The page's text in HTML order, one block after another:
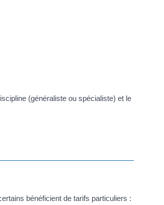
(généraliste ou spécialiste) et le
bénéficient de tarifs particuliers :